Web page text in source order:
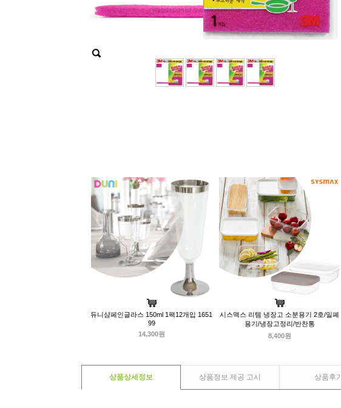
듀니샴페인글라스 150ml 1팩12개입 1651
99
14,300원
시스맥스 리템 냉장고 소분용기 2호/밀폐
용기/냉장고정리/반찬통
8,400원
상품상세정보 상품정보 제공 고시 상품후기